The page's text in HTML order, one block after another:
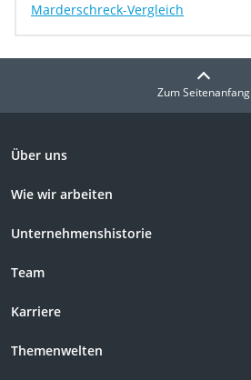
Marderschreck-Vergleich
Zum Seitenanfang
Über uns
Wie wir arbeiten
Unternehmenshistorie
Team
Karriere
Themenwelten